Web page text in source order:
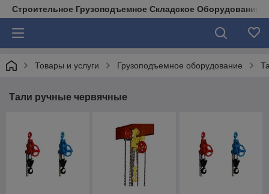
Строительное Грузоподъемное Складское Оборудование
Товары и услуги Грузоподъемное оборудование
Тали ручные червячные